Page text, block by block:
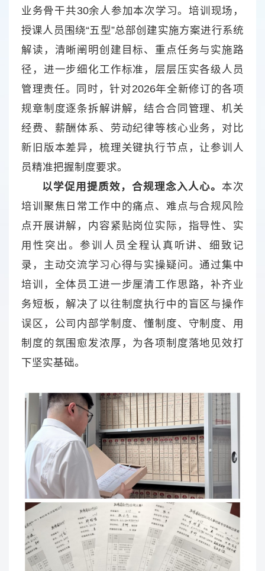
业务骨干共30余人参加本次学习。培训现场，
授课人员围绕“五型”总部创建实施方案进行系统
解读，清晰阐明创建目标、重点任务与实施路
径，进一步细化工作标准，层层压实各级人员
管理责任。同时，针对2026年全新修订的各项
规章制度逐条拆解讲解，结合合同管理、机关
经费、薪酬体系、劳动纪律等核心业务，对比
新旧版本差异，梳理关键执行节点，让参训人
员精准把握制度要求。
以学促用提质效，合规理念入人心。 本次
培训聚焦日常工作中的痛点、难点与合规风险
点开展讲解，内容紧贴岗位实际，指导性、实
用性突出。参训人员全程认真听讲、细致记
录，主动交流学习心得与实操疑问。通过集中
培训，全体员工进一步厘清工作思路，补齐业
务短板，解决了以往制度执行中的盲区与操作
误区，公司内部学制度、懂制度、守制度、用
制度的氛围愈发浓厚，为各项制度落地见效打
下坚实基础。